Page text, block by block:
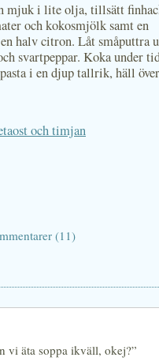
mjuk i lite olja, tillsätt
och kokosmjölk samt en
halv citron. Låt småputtra
svartpeppar. Koka under
i en djup tallrik, häll
och timjan
(11)
vi äta soppa ikväll, okej?”